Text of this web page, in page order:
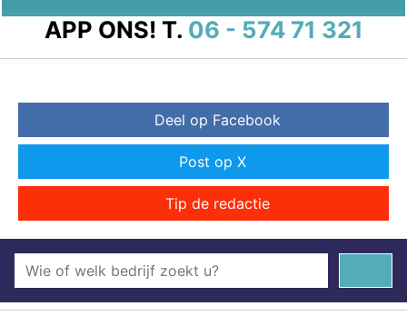
APP ONS! T. 06 - 574 71 321
Deel op Facebook
Post op X
Tip de redactie